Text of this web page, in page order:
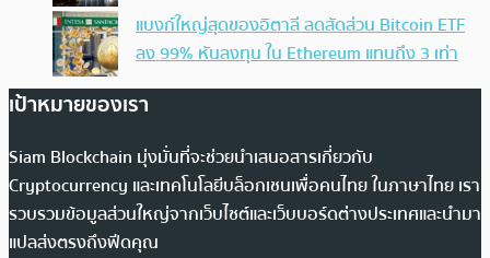
แบงก์ใหญ่สุดของอิตาลี ลดสัดส่วน Bitcoin ETF
ลง 99% หันลงทุน ใน Ethereum แทนถึง 3 เท่า
เป้าหมายของเรา
Siam Blockchain มุ่งมั่นที่จะช่วยนำเสนอสารเกี่ยวกับ
Cryptocurrency และเทคโนโลยีบล็อกเชนเพื่อคนไทย ในภาษาไทย เรา
รวบรวมข้อมูลส่วนใหญ่จากเว็บไซต์และเว็บบอร์ดต่างประเทศและนำมา
แปลส่งตรงถึงฟีดคุณ